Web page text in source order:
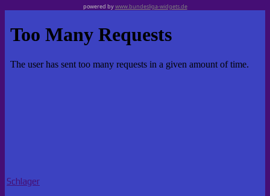
powered bywww.bundesliga-widgets.de
Posted
Schlager